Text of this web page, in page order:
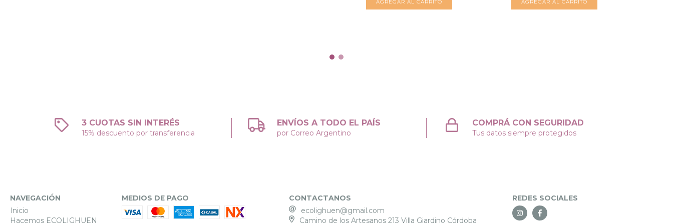
AGREGAR AL CARRITO
3 CUOTAS SIN INTERÉS
15% descuento por transferencia
ENVÍOS A TODO EL PAÍS
por Correo Argentino
COMPRÁ CON SEGURIDAD
Tus datos siempre protegidos
NAVEGACIÓN
Inicio
Hacemos ECOLIGHUEN
MEDIOS DE PAGO
CONTACTANOS
ecolighuen@gmail.com
Camino de los Artesanos 213 Villa Giardino Córdoba
REDES SOCIALES